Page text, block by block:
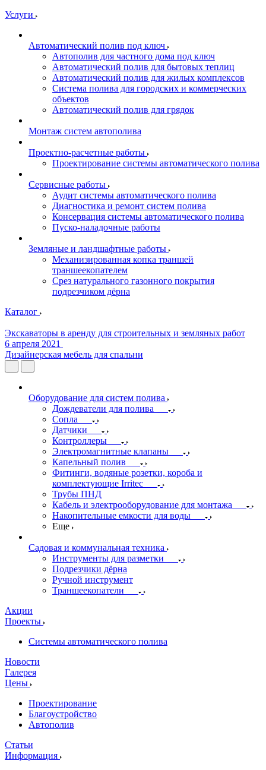
Услуги
Автоматический полив под ключ
Автополив для частного дома под ключ
Автоматический полив для бытовых теплиц
Автоматический полив для жилых комплексов
Система полива для городских и коммерческих
объектов
Автоматический полив для грядок
Монтаж систем автополива
Проектно-расчетные работы
Проектирование системы автоматического полива
Сервисные работы
Аудит системы автоматического полива
Диагностика и ремонт систем полива
Консервация системы автоматического полива
Пуско-наладочные работы
Земляные и ландшафтные работы
Механизированная копка траншей
траншеекопателем
Срез натурального газонного покрытия
подрезчиком дёрна
Каталог
Экскаваторы в аренду для строительных и земляных работ
6 апреля 2021
Дизайнерская мебель для спальни
Оборудование для систем полива
Дождеватели для полива
Сопла
Датчики
Контроллеры
Электромагнитные клапаны
Капельный полив
Фитинги, водяные розетки, короба и
комплектующие Irritec
Трубы ПНД
Кабель и электрооборудование для монтажа
Накопительные емкости для воды
Еще
Садовая и коммунальная техника
Инструменты для разметки
Подрезчики дёрна
Ручной инструмент
Траншеекопатели
Акции
Проекты
Системы автоматического полива
Новости
Галерея
Цены
Проектирование
Благоустройство
Автополив
Статьи
Информация